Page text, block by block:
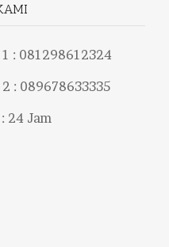
: 081298612324
: 089678633335
24 Jam